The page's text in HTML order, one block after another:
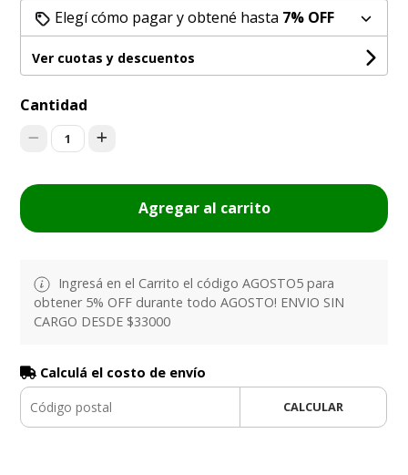
Elegí cómo pagar y obtené hasta 7% OFF
Ver cuotas y descuentos
Cantidad
1
Agregar al carrito
Ingresá en el Carrito el código AGOSTO5 para
obtener 5% OFF durante todo AGOSTO! ENVIO SIN
CARGO DESDE $33000
Calculá el costo de envío
CALCULAR